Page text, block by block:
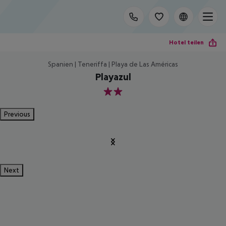
Hotel teilen
Spanien | Teneriffa | Playa de Las Américas
Playazul
2
Previous
Next